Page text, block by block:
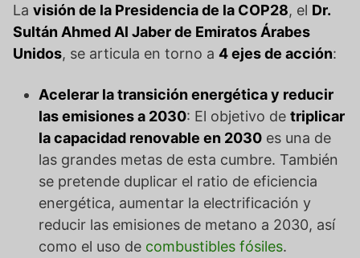
La visión de la Presidencia de la COP28, el Dr.
Sultán Ahmed Al Jaber de Emiratos Árabes
Unidos, se articula en torno a 4 ejes de acción:
Acelerar la transición energética y reducir
las emisiones a 2030: El objetivo de triplicar
la capacidad renovable en 2030 es una de
las grandes metas de esta cumbre. También
se pretende duplicar el ratio de eficiencia
energética, aumentar la electrificación y
reducir las emisiones de metano a 2030, así
como el uso de combustibles fósiles.